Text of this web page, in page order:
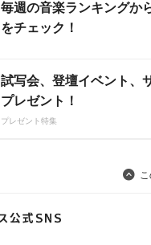
毎週の音楽ランキングか
をチェック！
試写会、登壇イベント、
プレゼント！
プレゼント特集